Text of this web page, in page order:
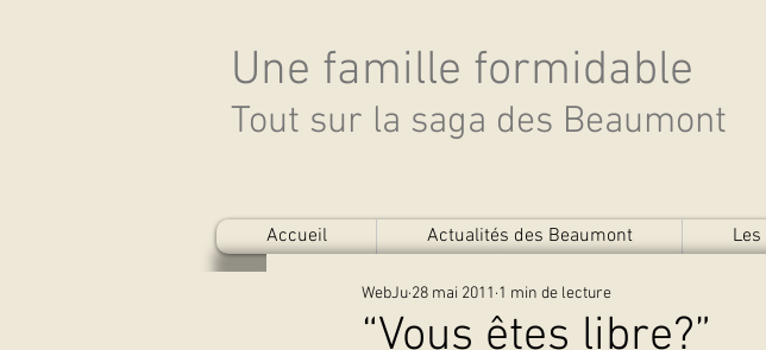
Une famille formidable
Tout sur la saga des Beaumont
Accueil Actualités des Beaumont
“Vous êtes libre?”
WebJu 28 mai 2011 1 min de lecture